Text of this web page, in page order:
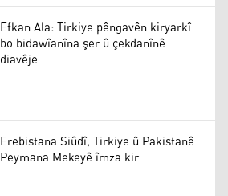
Efkan Ala: Tirkiye pêngavên kiryarkî
bo bidawîanîna şer û çekdanînê
diavêje
Erebistana Siûdî, Tirkiye û Pakistanê
Peymana Mekeyê îmza kir